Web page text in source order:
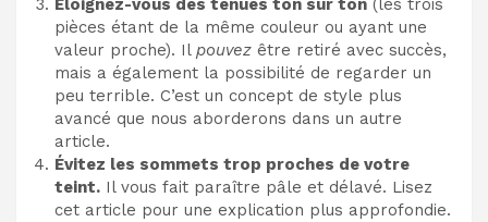
Éloignez-vous des tenues ton sur ton (les trois
pièces étant de la même couleur ou ayant une
valeur proche). Il pouvez être retiré avec succès,
mais a également la possibilité de regarder un
peu terrible. C’est un concept de style plus
avancé que nous aborderons dans un autre
article.
Évitez les sommets trop proches de votre
teint. Il vous fait paraître pâle et délavé. Lisez
cet article pour une explication plus approfondie.